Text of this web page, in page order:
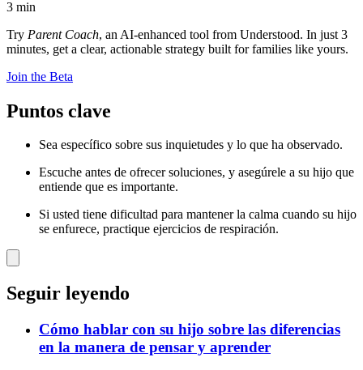
3 min
Try Parent Coach, an AI-enhanced tool from Understood. In just 3
minutes, get a clear, actionable strategy built for families like yours.
Join the Beta
Puntos clave
Sea específico sobre sus inquietudes y lo que ha observado.
Escuche antes de ofrecer soluciones, y asegúrele a su hijo que
entiende que es importante.
Si usted tiene dificultad para mantener la calma cuando su hijo
se enfurece, practique ejercicios de respiración.
Seguir leyendo
Cómo hablar con su hijo sobre las diferencias
en la manera de pensar y aprender